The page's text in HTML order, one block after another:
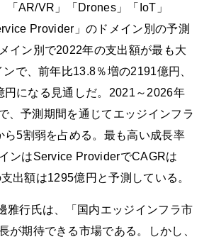
「AR/VR」「Drones」「IoT」
Provider」のドメイン別の予測
イン別で2022年の支出額が最も大
で、前年比13.8％増の2191億円、
円になる見通しだ。2021～2026年
、予測期間を通じてエッジインフラ
ら5割弱を占める。最も高い成長率
ンはService ProviderでCAGRは
出額は1295億円と予測している。
雅行氏は、「国内エッジインフラ市
が期待できる市場である。しかし、